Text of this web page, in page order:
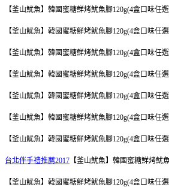
【釜山魷魚】韓國蜜糖鮮烤魷魚腳120g(4盒口味任
【釜山魷魚】韓國蜜糖鮮烤魷魚腳120g(4盒口味任
【釜山魷魚】韓國蜜糖鮮烤魷魚腳120g(4盒口味任
【釜山魷魚】韓國蜜糖鮮烤魷魚腳120g(4盒口味任
【釜山魷魚】韓國蜜糖鮮烤魷魚腳120g(4盒口味任
【釜山魷魚】韓國蜜糖鮮烤魷魚腳120g(4盒口味任
【釜山魷魚】韓國蜜糖鮮烤魷魚腳120g(4盒口味任
台北伴手禮推薦2017 【釜山魷魚】韓國蜜糖鮮烤魷
【釜山魷魚】韓國蜜糖鮮烤魷魚腳120g(4盒口味任